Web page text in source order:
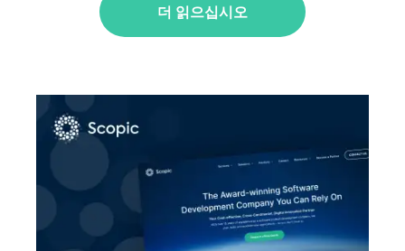
더 읽으십시오